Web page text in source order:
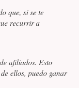
que, si se te
recurrir a
afiliados. Esto
ellos, puedo ganar